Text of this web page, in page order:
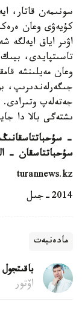
سونىمەن قاتار،
كۇيەۋى وعان
اۋىر اياق ايەلگە
تاسىتپايدى،
وعان مەيلىنشە
جىگەرلەندىرىپ،
جەتەلەپ وتىرادى.
ىشتەگى بالا دا
-
سۇحباتتاسقان -
turannews.kz
2014-جىل
مادەنيەت
اۆتور